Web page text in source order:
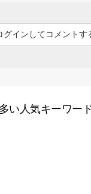
グインしてコメントす
い人気キーワー